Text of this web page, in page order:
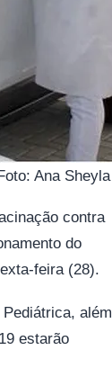
Ana Sheyla
contra
do
feira (28).
além
estarão